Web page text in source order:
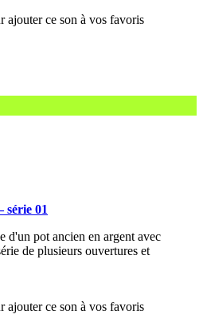
série 01
d'un pot ancien en argent avec
de plusieurs ouvertures et